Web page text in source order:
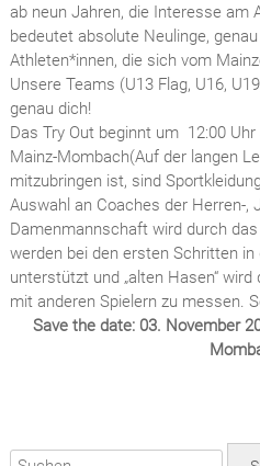
ab neun Jahren, die Interesse am
bedeutet absolute Neulinge,
Athleten*innen, die sich vom
Unsere Teams (U13 Flag, U16,
genau dich!
Das Try Out beginnt um 12:00
Mainz-Mombach(Auf der langen
mitzubringen ist, sind
Auswahl an Coaches der Herren-,
Damenmannschaft wird durch
werden bei den ersten Schritten
unterstützt und „alten Hasen“
mit anderen Spielern zu messen.
Save the date: 03. November
Suchen